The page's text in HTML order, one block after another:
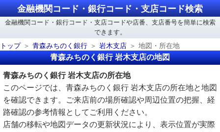
金融機関コード・銀行コード・支店コード検索
金融機関コード・銀行コード・支店コードや店番、支店番号を簡単に検索
できます。
トップ
青森みちのく銀行 岩木支店 地図・所在地
青森みちのく銀行 岩木支店の地図
青森みちのく銀行 岩木支店の所在地
このページでは、青森みちのく銀行 岩木支店の所在地と地図
を確認できます。ご来店前の場所確認や周辺位置の把握、経
路確認の参考情報としてご利用ください。
店舗の移転や地図データの更新状況により、表示位置が実際